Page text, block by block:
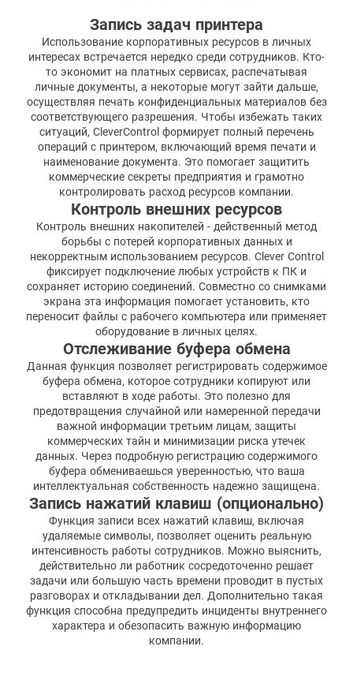
Запись задач принтера
Использование корпоративных ресурсов в личных
интересах встречается нередко среди сотрудников. Кто-
то экономит на платных сервисах, распечатывая
личные документы, а некоторые могут зайти дальше,
осуществляя печать конфиденциальных материалов без
соответствующего разрешения. Чтобы избежать таких
ситуаций, CleverControl формирует полный перечень
операций с принтером, включающий время печати и
наименование документа. Это помогает защитить
коммерческие секреты предприятия и грамотно
контролировать расход ресурсов компании.
Контроль внешних ресурсов
Контроль внешних накопителей - действенный метод
борьбы с потерей корпоративных данных и
некорректным использованием ресурсов. Clever Control
фиксирует подключение любых устройств к ПК и
сохраняет историю соединений. Совместно со снимками
экрана эта информация помогает установить, кто
переносит файлы с рабочего компьютера или применяет
оборудование в личных целях.
Отслеживание буфера обмена
Данная функция позволяет регистрировать содержимое
буфера обмена, которое сотрудники копируют или
вставляют в ходе работы. Это полезно для
предотвращения случайной или намеренной передачи
важной информации третьим лицам, защиты
коммерческих тайн и минимизации риска утечек
данных. Через подробную регистрацию содержимого
буфера обмениваешься уверенностью, что ваша
интеллектуальная собственность надежно защищена.
Запись нажатий клавиш (опционально)
Функция записи всех нажатий клавиш, включая
удаляемые символы, позволяет оценить реальную
интенсивность работы сотрудников. Можно выяснить,
действительно ли работник сосредоточенно решает
задачи или большую часть времени проводит в пустых
разговорах и откладывании дел. Дополнительно такая
функция способна предупредить инциденты внутреннего
характера и обезопасить важную информацию
компании.